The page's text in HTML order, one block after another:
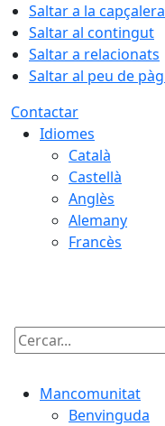
Saltar a la capçalera
Saltar al contingut
Saltar a relacionats
Saltar al peu de
Contactar
Idiomes
Català
Castellà
Anglès
Alemany
Francès
Cercar:
Mancomunitat
Benvinguda